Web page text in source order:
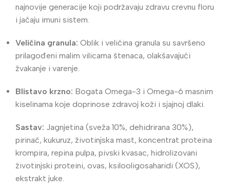
najnovije generacije koji podržavaju zdravu crevnu floru
i jačaju imuni sistem.
Veličina granula: Oblik i veličina granula su savršeno
prilagođeni malim vilicama štenaca, olakšavajući
žvakanje i varenje.
Blistavo krzno: Bogata Omega-3 i Omega-6 masnim
kiselinama koje doprinose zdravoj koži i sjajnoj dlaki.
Sastav: Jagnjetina (sveža 10%, dehidrirana 30%),
pirinač, kukuruz, životinjska mast, koncentrat proteina
krompira, repina pulpa, pivski kvasac, hidrolizovani
životinjski proteini, ovas, ksilooligosaharidi (XOS),
ekstrakt juke.